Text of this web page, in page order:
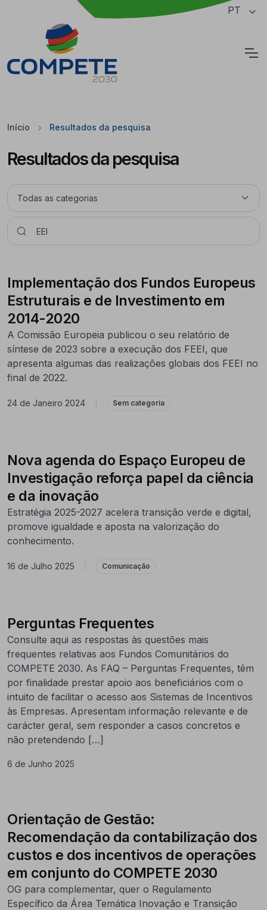
Saltar para o conteúdo principal da página PT
Início Resultados da pesquisa
Resultados da pesquisa
Implementação dos Fundos Europeus
Estruturais e de Investimento em
2014-2020
A Comissão Europeia publicou o seu relatório de
síntese de 2023 sobre a execução dos FEEI, que
apresenta algumas das realizações globais dos FEEI no
final de 2022.
24 de Janeiro 2024 Sem categoria
Nova agenda do Espaço Europeu de
Investigação reforça papel da ciência
e da inovação
Estratégia 2025-2027 acelera transição verde e digital,
promove igualdade e aposta na valorização do
conhecimento.
16 de Julho 2025 Comunicação
Perguntas Frequentes
Consulte aqui as respostas às questões mais
frequentes relativas aos Fundos Comunitários do
COMPETE 2030. As FAQ – Perguntas Frequentes, têm
por finalidade prestar apoio aos beneficiários com o
intuito de facilitar o acesso aos Sistemas de Incentivos
às Empresas. Apresentam informação relevante e de
carácter geral, sem responder a casos concretos e
não pretendendo […]
6 de Junho 2025
Orientação de Gestão:
Recomendação da contabilização dos
custos e dos incentivos de operações
em conjunto do COMPETE 2030
OG para complementar, quer o Regulamento
Específico da Área Temática Inovação e Transição